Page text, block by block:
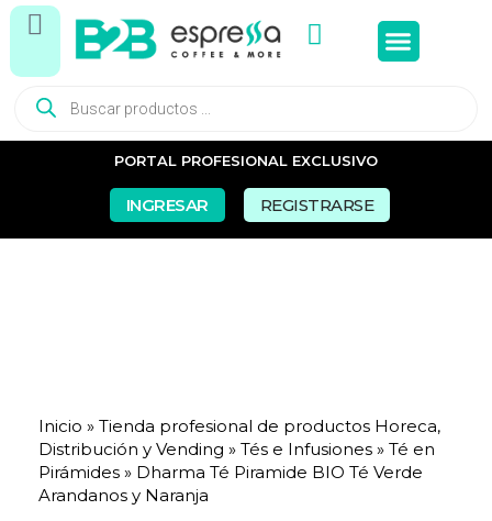
PORTAL PROFESIONAL EXCLUSIVO
INGRESAR REGISTRARSE
Inicio » Tienda profesional de productos Horeca,
Distribución y Vending » Tés e Infusiones » Té en
Pirámides » Dharma Té Piramide BIO Té Verde
Arandanos y Naranja